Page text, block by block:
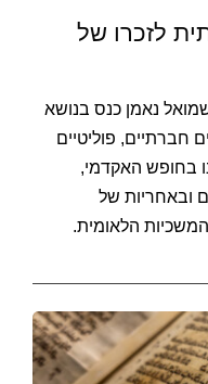
לזכרו של
יקיים מוסד שמואל נאמן כנס בנושא
פוליטיים
בחופש האקדמי,
ובאחריות של
הלאומית.